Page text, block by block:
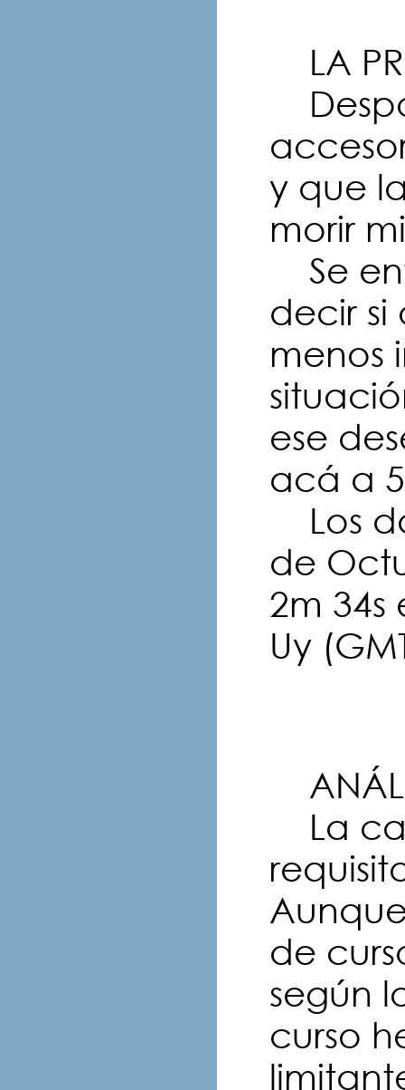
LA
y que
morir
Se
decir si
menos
ese
acá a
Los
de
2m
Uy
La
de
según
curso